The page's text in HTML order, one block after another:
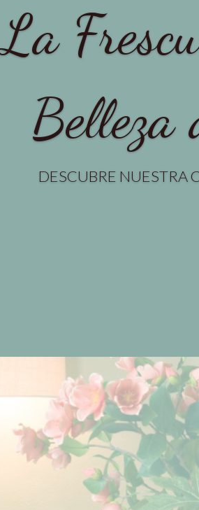
La
Belleza
DESCUBRE NUESTRA